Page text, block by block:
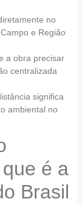
no
e Região
a obra precisar
centralizada
significa
ambiental no
é a
Brasil